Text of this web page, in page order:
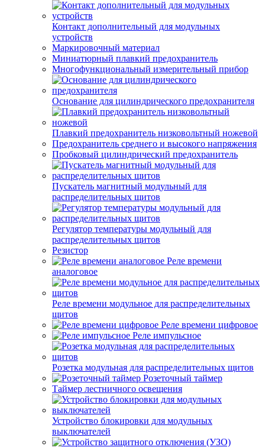
Контакт дополнительный для модульных
устройств
Маркировочный материал
Миниатюрный плавкий предохранитель
Многофункциональный измерительный прибор
Основание для цилиндрического предохранителя
Плавкий предохранитель низковольтный ножевой
Предохранитель среднего и высокого напряжения
Пробковый цилиндрический предохранитель
Пускатель магнитный модульный для
распределительных щитов
Регулятор температуры модульный для
распределительных щитов
Резистор
Реле времени
аналоговое
Реле времени модульное для распределительных
щитов
Реле времени цифровое
Реле импульсное
Розетка модульная для распределительных щитов
Розеточный таймер
Таймер лестничного освещения
Устройство блокировки для модульных
выключателей